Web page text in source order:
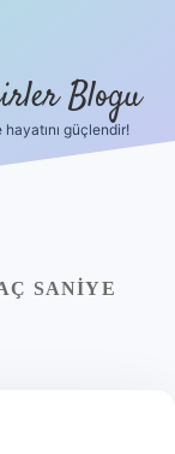
Blogu
güçlendir!
SANIYE